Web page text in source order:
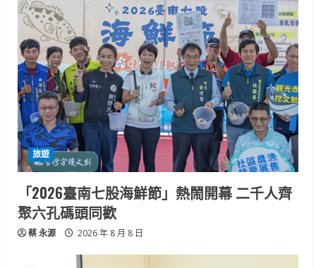
旅遊
「2026臺南七股海鮮節」熱鬧開幕 二千人齊
聚六孔碼頭同歡
蔡 永源 2026 年 8 月 8 日